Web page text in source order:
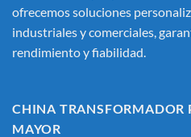
ofrecemos soluciones
industriales y comerciales,
rendimiento y fiabilidad.
CHINA TRANSFORMADOR
MAYOR